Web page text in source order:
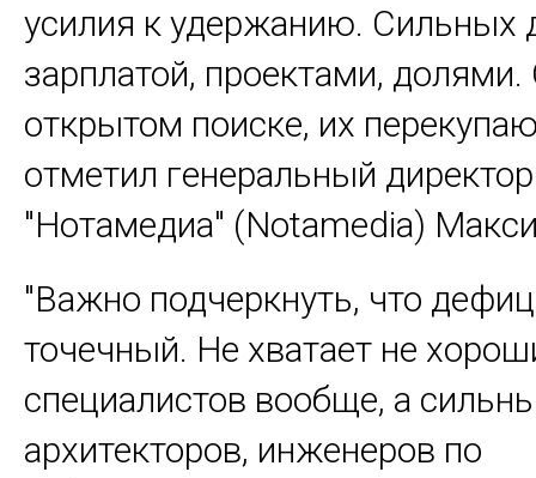
усилия к удержанию. Сильных
зарплатой, проектами,
открытом поиске, их
отметил генеральный
"Нотамедиа" (Notamedia)
"Важно подчеркнуть, что
точечный. Не хватает не
специалистов вообще, а
архитекторов, инженеров по